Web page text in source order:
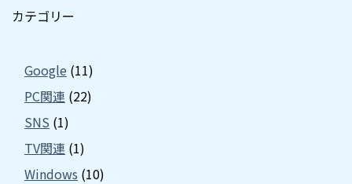
カテゴリー
Google (11)
PC関連 (22)
SNS (1)
TV関連 (1)
Windows (10)